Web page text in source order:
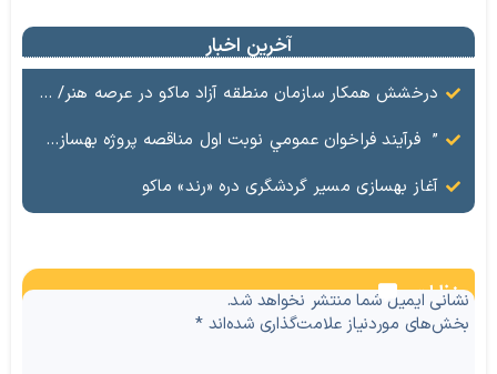
آخرین اخبار
درخشش همکار سازمان منطقه آزاد ماکو در عرصه هنر/ مستند تاریخی «زری خانم» به کارگردانی احد عبادی رونمایی شد
” فرآيند فراخوان عمومي نوبت اول مناقصه پروژه بهسازي و آسفالت راه و پاركينگ مجموعه آب درماني شهرستان شوط منطقه آزاد ماكو “
آغاز بهسازی مسیر گردشگری دره «رند» ماکو
نظرات
نشانی ایمیل شما منتشر نخواهد شد.
بخش‌های موردنیاز علامت‌گذاری شده‌اند*